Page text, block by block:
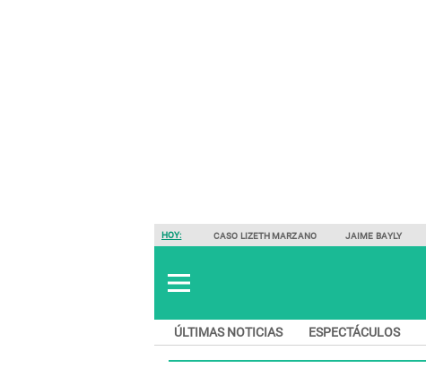
HOY: CASO LIZETH MARZANO JAIME BAYLY
ÚLTIMAS NOTICIAS ESPECTÁCULOS